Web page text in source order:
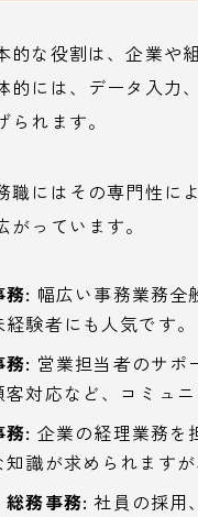
的な役割は、企業や
的には、データ入力
られます。
職にはその専門性に
がっています。
務: 幅広い事務業務全
経験者にも人気です。
務: 営業担当者のサポ
客対応など、コミュ
務: 企業の経理業務を
知識が求められます
総務事務: 社員の採用